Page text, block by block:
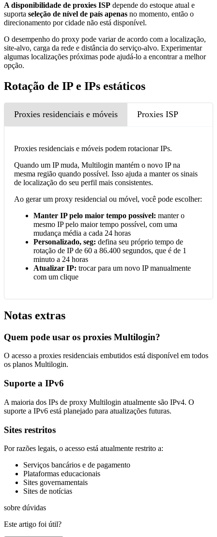
A disponibilidade de proxies ISP depende do estoque atual e
suporta seleção de nível de país apenas no momento, então o
direcionamento por cidade não está disponível.
O desempenho do proxy pode variar de acordo com a localização,
site-alvo, carga da rede e distância do serviço-alvo. Experimentar
algumas localizações próximas pode ajudá-lo a encontrar a melhor
opção.
Rotação de IP e IPs estáticos
Proxies residenciais e móveis Proxies ISP
Proxies residenciais e móveis podem rotacionar IPs.
Quando um IP muda, Multilogin mantém o novo IP na
mesma região quando possível. Isso ajuda a manter os sinais
de localização do seu perfil mais consistentes.
Ao gerar um proxy residencial ou móvel, você pode escolher:
Manter IP pelo maior tempo possível: manter o
mesmo IP pelo maior tempo possível, com uma
mudança média a cada 24 horas
Personalizado, seg: defina seu próprio tempo de
rotação de IP de 60 a 86.400 segundos, que é de 1
minuto a 24 horas
Atualizar IP: trocar para um novo IP manualmente
com um clique
Notas extras
Quem pode usar os proxies Multilogin?
O acesso a proxies residenciais embutidos está disponível em todos
os planos Multilogin.
Suporte a IPv6
A maioria dos IPs de proxy Multilogin atualmente são IPv4. O
suporte a IPv6 está planejado para atualizações futuras.
Sites restritos
Por razões legais, o acesso está atualmente restrito a:
Serviços bancários e de pagamento
Plataformas educacionais
Sites governamentais
Sites de notícias
sobre dúvidas
Este artigo foi útil?